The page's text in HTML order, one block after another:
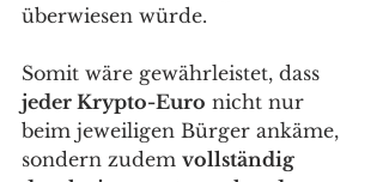
überwiesen würde.
Somit wäre gewährleistet, dass
jeder Krypto-Euro nicht nur
beim jeweiligen Bürger ankäme,
sondern zudem vollständig